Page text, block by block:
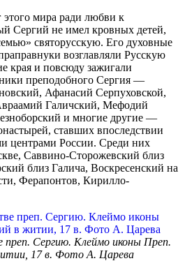
этого мира ради любви к
Сергий не имел кровных детей,
святорусскую. Его духовные
возглавляли Русскую
края и повсюду зажигали
преподобного Сергия —
Афанасий Серпуховской,
Галичский, Мефодий
и многие другие —
ставших впоследствии
центрами России. Среди них
Саввино-Сторожевский близ
близ Галича, Воскресенский на
Ферапонтов, Кирилло-
преп. Сергию. Клеймо иконы Преп.
17 в. Фото А. Царева